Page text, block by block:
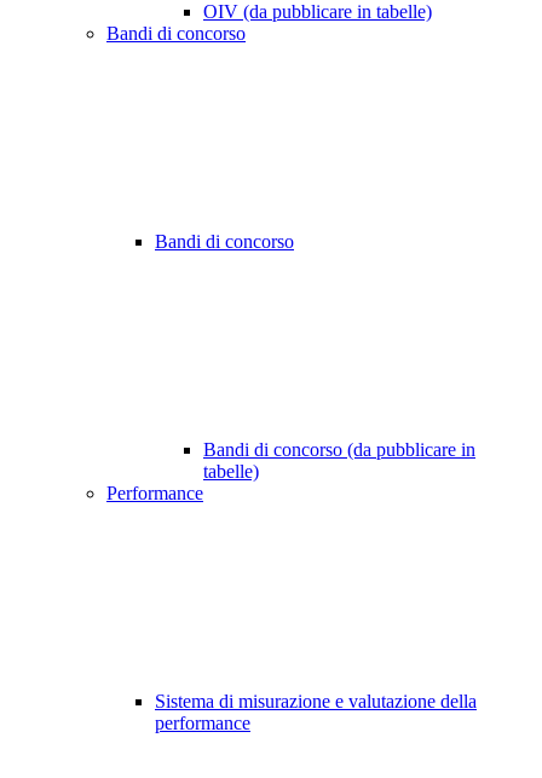
OIV (da pubblicare in tabelle)
Bandi di concorso
Bandi di concorso
Bandi di concorso (da pubblicare in
tabelle)
Performance
Sistema di misurazione e valutazione della
performance